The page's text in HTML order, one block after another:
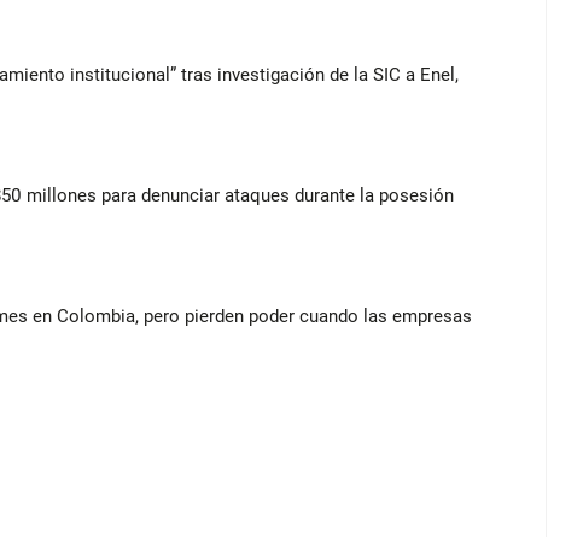
institucional” tras investigación de la SIC a Enel,
millones para denunciar ataques durante la posesión
en Colombia, pero pierden poder cuando las empresas